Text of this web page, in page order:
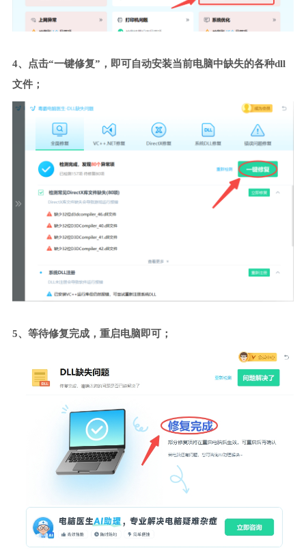
4、点击“一键修复”，即可自动安装当前电脑中缺失的各种dll
文件；
5、等待修复完成，重启电脑即可；